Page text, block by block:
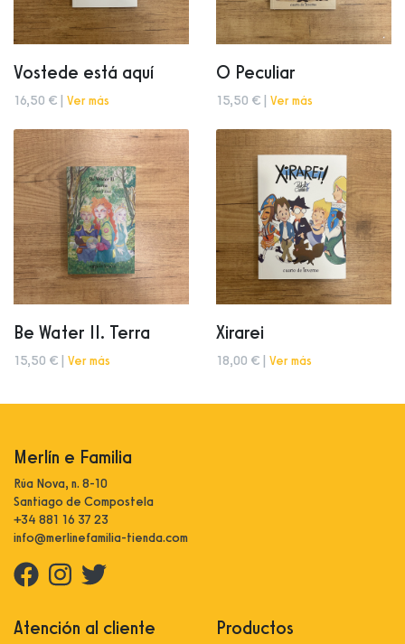
Vostede está aquí
16,50 € | Ver más
O Peculiar
15,50 € | Ver más
Be Water II. Terra
15,50 € | Ver más
Xirarei
18,00 € | Ver más
Merlín e Familia
Rúa Nova, n. 8-10
Santiago de Compostela
+34 881 16 37 23
info@merlinefamilia-tienda.com
Atención al cliente Productos